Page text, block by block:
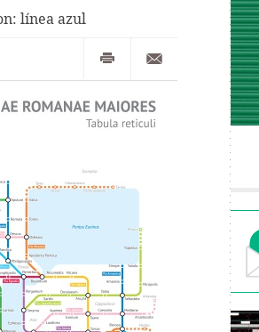
línea azul